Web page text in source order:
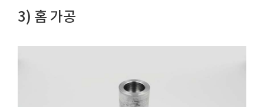
3) 홈 가공